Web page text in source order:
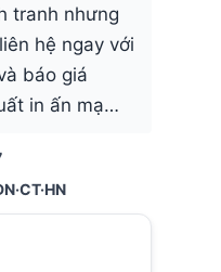
tranh nhưng
hệ ngay với
báo giá
in ấn mạ…